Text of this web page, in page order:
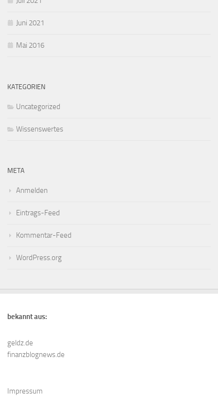
Juni 2021
Mai 2016
KATEGORIEN
Uncategorized
Wissenswertes
META
Anmelden
Eintrags-Feed
Kommentar-Feed
WordPress.org
bekannt aus:
geldz.de
finanzblognews.de
Impressum